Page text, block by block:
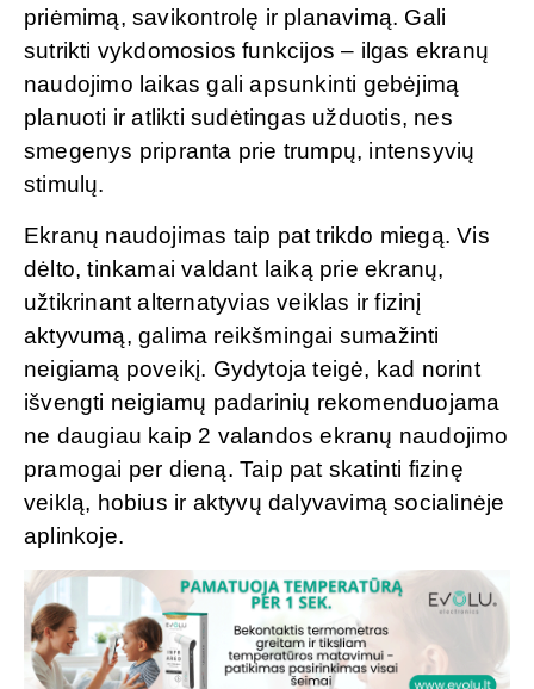
priėmimą, savikontrolę ir planavimą. Gali
sutrikti vykdomosios funkcijos – ilgas ekranų
naudojimo laikas gali apsunkinti gebėjimą
planuoti ir atlikti sudėtingas užduotis, nes
smegenys pripranta prie trumpų, intensyvių
stimulų.
Ekranų naudojimas taip pat trikdo miegą. Vis
dėlto, tinkamai valdant laiką prie ekranų,
užtikrinant alternatyvias veiklas ir fizinį
aktyvumą, galima reikšmingai sumažinti
neigiamą poveikį. Gydytoja teigė, kad norint
išvengti neigiamų padarinių rekomenduojama
ne daugiau kaip 2 valandos ekranų naudojimo
pramogai per dieną. Taip pat skatinti fizinę
veiklą, hobius ir aktyvų dalyvavimą socialinėje
aplinkoje.